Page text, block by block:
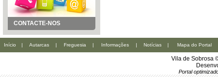
CONTACTE-NOS
Início | Autarcas | Freguesia | Informações | Notícias | Mapa do Portal
Vila de Sobrosa
Portal